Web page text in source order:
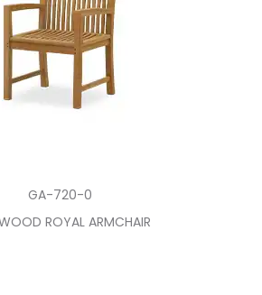
GA-720-0
ROYAL ARMCHAIR